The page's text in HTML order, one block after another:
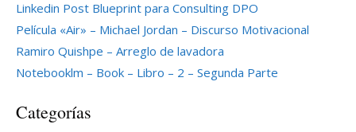
Linkedin Post Blueprint para Consulting DPO
Película «Air» – Michael Jordan – Discurso Motivacional
Ramiro Quishpe – Arreglo de lavadora
Notebooklm – Book – Libro – 2 – Segunda Parte
Categorías